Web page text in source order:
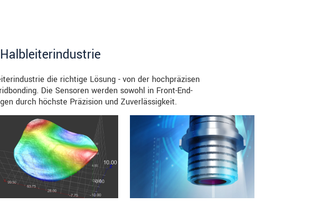
die richtige Lösung - von der hochpräzisen
Die Sensoren werden sowohl in Front-End-
durch höchste Präzision und Zuverlässigkeit.